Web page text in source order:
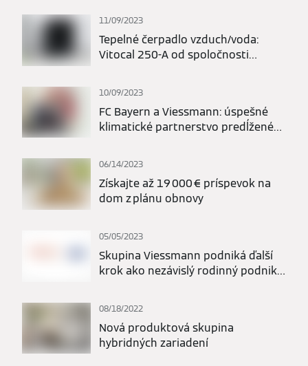
11/09/2023
Tepelné čerpadlo vzduch/voda:
Vitocal 250-A od spoločnosti
10/09/2023
FC Bayern a Viessmann: úspešné
klimatické partnerstvo predĺžené
06/14/2023
Získajte až 19 000 € príspevok na
dom z plánu obnovy
05/05/2023
Skupina Viessmann podniká ďalší
krok ako nezávislý rodinný podnik s
08/18/2022
Nová produktová skupina
hybridných zariadení